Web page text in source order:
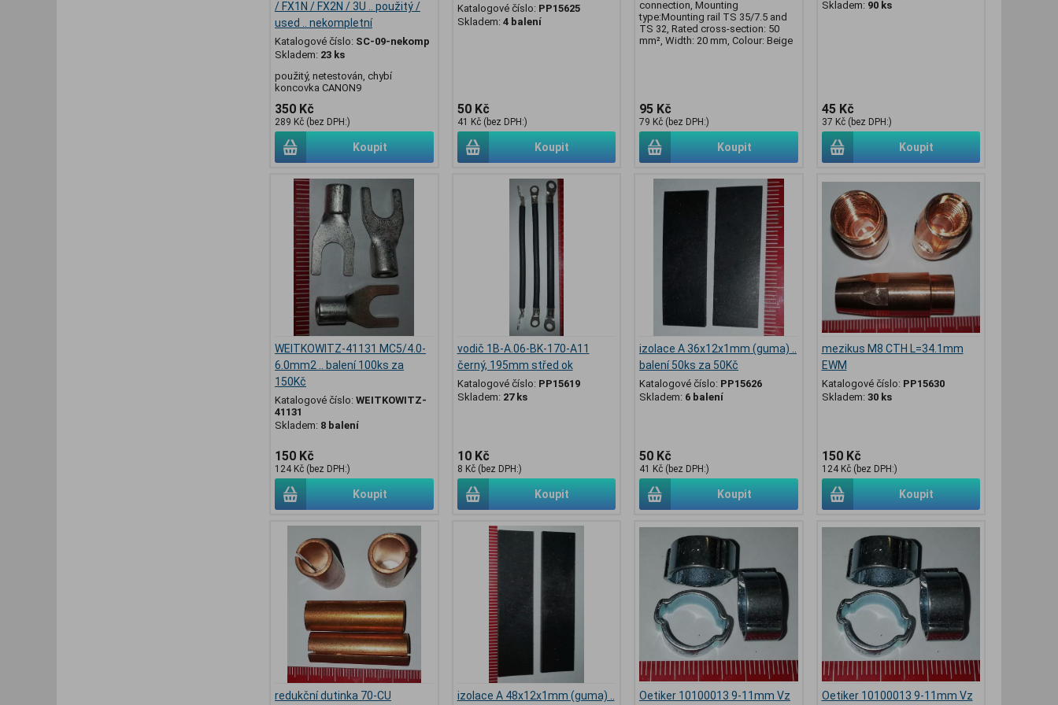
/ FX1N / FX2N / 3U .. použitý /
used .. nekompletní
Katalogové číslo: SC-09-nekomp
Skladem: 23 ks
použitý, netestován, chybí
koncovka CANON9
350 Kč
289 Kč (bez DPH:)
Koupit
Katalogové číslo: PP15625
Skladem: 4 balení
50 Kč
41 Kč (bez DPH:)
Koupit
connection, Mounting
type:Mounting rail TS 35/7.5 and
TS 32, Rated cross-section: 50
mm², Width: 20 mm, Colour: Beige
95 Kč
79 Kč (bez DPH:)
Koupit
Skladem: 90 ks
45 Kč
37 Kč (bez DPH:)
Koupit
WEITKOWITZ-41131 MC5/4.0-
6.0mm2 .. balení 100ks za
150Kč
Katalogové číslo: WEITKOWITZ-
41131
Skladem: 8 balení
150 Kč
124 Kč (bez DPH:)
Koupit
vodič 1B-A.06-BK-170-A11
černý, 195mm střed ok
Katalogové číslo: PP15619
Skladem: 27 ks
10 Kč
8 Kč (bez DPH:)
Koupit
izolace A 36x12x1mm (guma) ..
balení 50ks za 50Kč
Katalogové číslo: PP15626
Skladem: 6 balení
50 Kč
41 Kč (bez DPH:)
Koupit
mezikus M8 CTH L=34.1mm
EWM
Katalogové číslo: PP15630
Skladem: 30 ks
150 Kč
124 Kč (bez DPH:)
Koupit
redukční dutinka 70-CU izolace A 48x12x1mm (guma) .. Oetiker 10100013 9-11mm Vz Oetiker 10100013 9-11mm Vz